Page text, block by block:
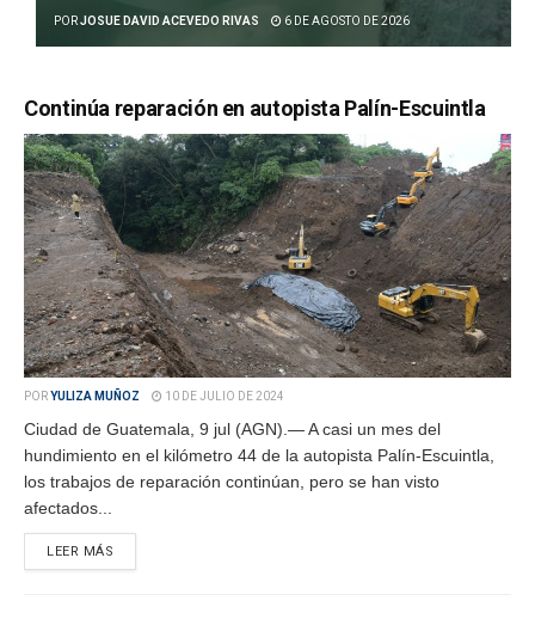
PORJOSUE DAVID ACEVEDO RIVAS 6 DE AGOSTO DE 2026
Continúa reparación en autopista Palín-Escuintla
PORYULIZA MUÑOZ 10 DE JULIO DE 2024
Ciudad de Guatemala, 9 jul (AGN).― A casi un mes del
hundimiento en el kilómetro 44 de la autopista Palín-Escuintla,
los trabajos de reparación continúan, pero se han visto
afectados...
LEER MÁS